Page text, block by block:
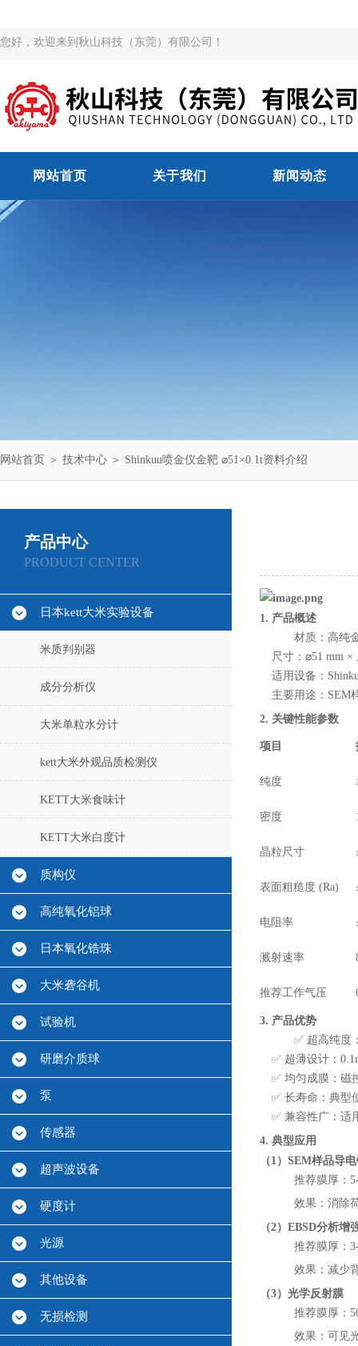
您好，欢迎来到秋山科技（东莞）有限公司！
网站首页 关于我们 新闻动态
网站首页 ＞ 技术中心 ＞ Shinkuu喷金仪金靶 ⌀51×0.1t资料介绍
产品中心
PRODUCT CENTER
日本kett大米实验设备
米质判别器
成分分析仪
大米单粒水分计
kett大米外观品质检测仪
KETT大米食味计
KETT大米白度计
质构仪
高纯氧化铝球
日本氧化锆珠
大米砻谷机
试验机
研磨介质球
泵
传感器
超声波设备
硬度计
光源
其他设备
无损检测
1. 产品概述
材质：高纯
尺寸：⌀51 mm
适用设备：
主要用途：SEM
2. 关键性能参数
项目
纯度
密度
晶粒尺寸
表面粗糙度 (Ra)
电阻率
溅射速率
推荐工作气压
3. 产品优势
✅ 超高纯度
✅ 超薄设计：
✅ 均匀成膜：磁
✅ 长寿命：典型
✅ 兼容性广：适
4. 典型应用
（1）SEM样品导
推荐膜厚：
效果：消除
（2）EBSD分析增
推荐膜厚：
效果：减少
（3）光学反射膜
推荐膜厚：
效果：可见